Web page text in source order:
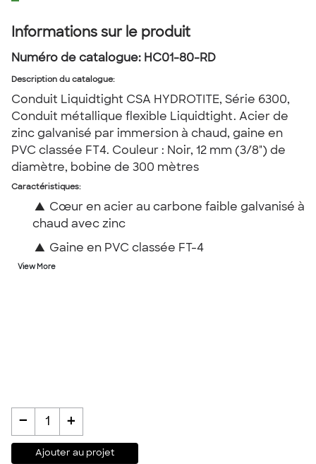
Informations sur le produit
Numéro de catalogue: HC01-80-RD
Description du catalogue:
Conduit Liquidtight CSA HYDROTITE, Série 6300,
Conduit métallique flexible Liquidtight. Acier de
zinc galvanisé par immersion à chaud, gaine en
PVC classée FT4. Couleur : Noir, 12 mm (3/8") de
diamètre, bobine de 300 mètres
Caractéristiques:
▲ Cœur en acier au carbone faible galvanisé à
chaud avec zinc
▲ Gaine en PVC classée FT-4
View More
- 1 +
Ajouter au projet